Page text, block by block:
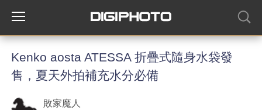
Kenko aosta ATESSA 折疊式隨身水袋發
售，夏天外拍補充水分必備
敗家魔人